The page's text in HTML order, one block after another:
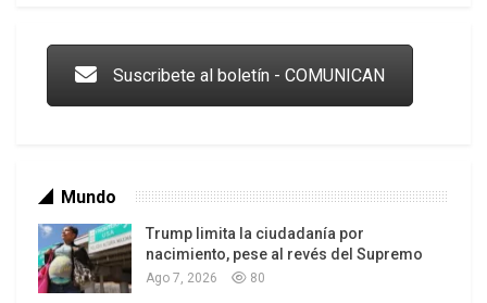
Suscribete al boletín - COMUNICAN
Mundo
Trump limita la ciudadanía por
nacimiento, pese al revés del Supremo
Ago 7, 2026 80